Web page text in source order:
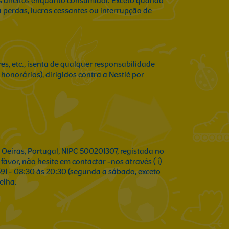
lucros cessantes ou interrupção de
etc., isenta de qualquer responsabilidade
dirigidos contra a Nestlé por
Portugal, NIPC 500201307, registada no
não hesite em contactar -nos através ( i)
- 08:30 às 20:30 (segunda a sábado, exceto